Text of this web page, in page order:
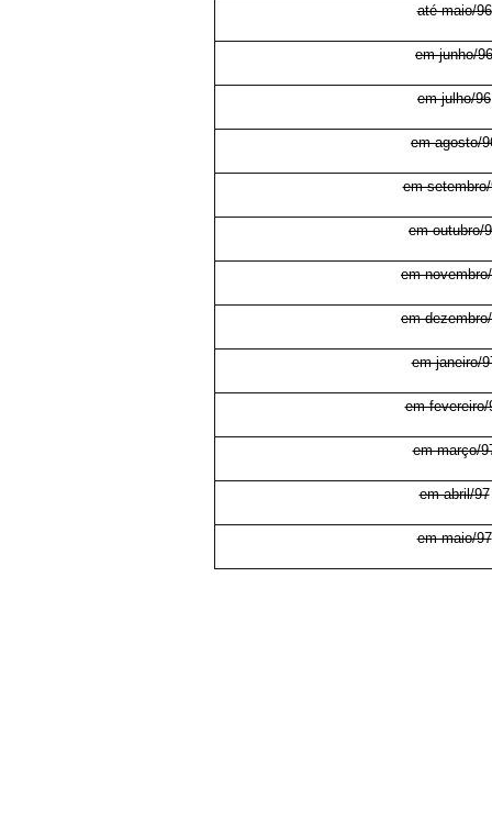
até maio/96
em junho/96
em julho/96
em agosto/
em
em outubro/
em
em
em janeiro/
em fevereiro/
em março/
em abril/97
em maio/97